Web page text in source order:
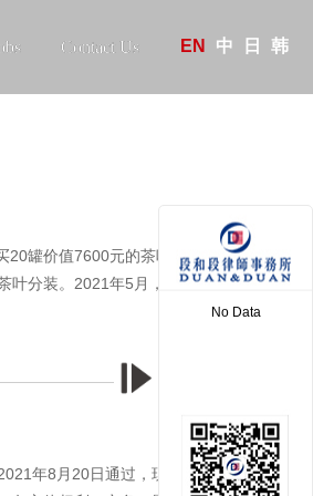
Contact Us 中
EN 日 韩
20罐价值7600元的茶叶，该种茶
叶分装。2021年5月，某茶叶销
年8月20日通过，现予公布，
No Data